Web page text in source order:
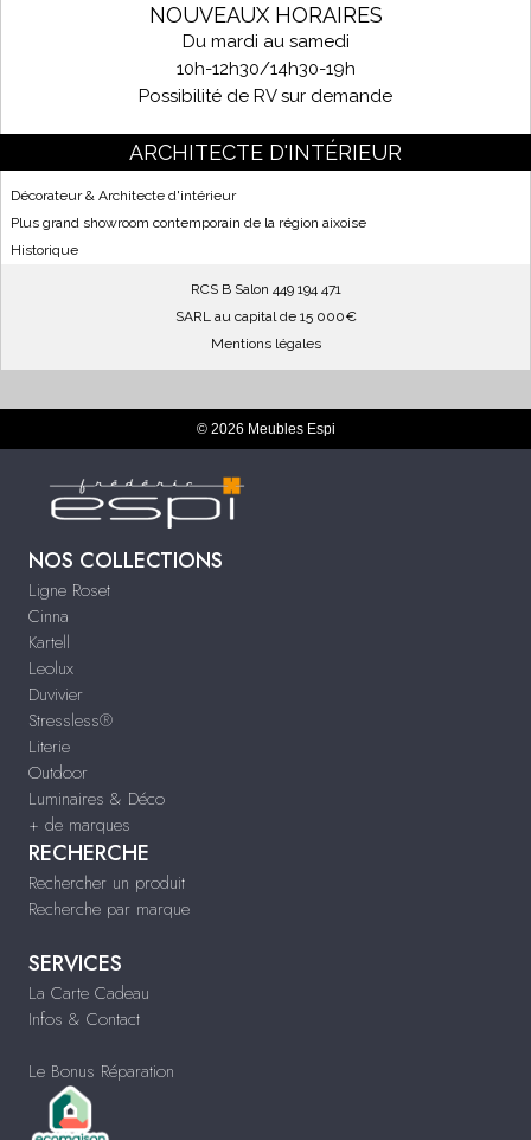
NOUVEAUX HORAIRES
Du mardi au samedi
10h-12h30/14h30-19h
Possibilité de RV sur demande
ARCHITECTE D'INTÉRIEUR
Décorateur & Architecte d'intérieur
Plus grand showroom contemporain de la région aixoise
Historique
RCS B Salon 449 194 471
SARL au capital de 15 000€
Mentions légales
© 2026 Meubles Espi
NOS COLLECTIONS
Ligne Roset
Cinna
Kartell
Leolux
Duvivier
Stressless®
Literie
Outdoor
Luminaires & Déco
+ de marques
RECHERCHE
Rechercher un produit
Recherche par marque
SERVICES
La Carte Cadeau
Infos & Contact
Le Bonus Réparation